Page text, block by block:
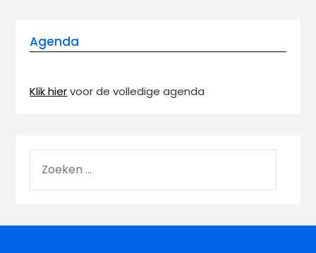
Agenda
Klik hiervoor de volledige agenda